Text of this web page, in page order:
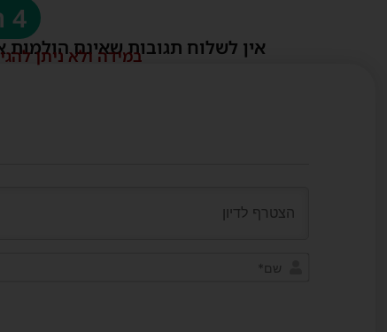
4 תגובות
אין לשלוח תגובות שאינם הולמות
במידה ולא ניתן